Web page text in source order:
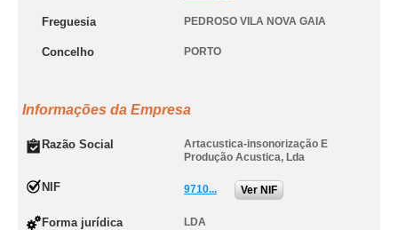
Freguesia PEDROSO VILA NOVA GAIA
Concelho PORTO
Informações da Empresa
Razão Social
Artacustica-insonorização E
Produção Acustica, Lda
NIF 9710... Ver NIF
Forma jurídica LDA